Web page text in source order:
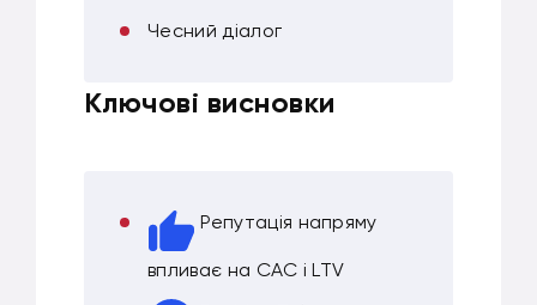
Чесний діалог
Ключові висновки
Репутація напряму
впливає на CAC і LTV